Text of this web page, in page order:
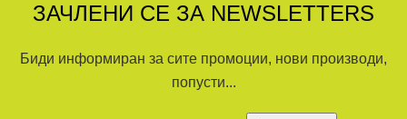
ЗАЧЛЕНИ СЕ ЗА NEWSLETTERS
Биди информиран за сите промоции, нови производи,
попусти...